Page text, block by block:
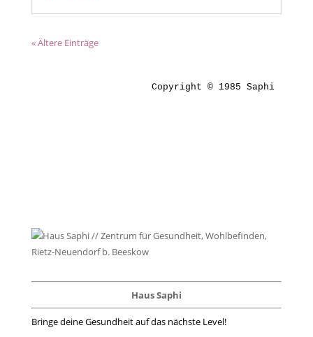
« Ältere Einträge
Copyright © 1985 Saphi
Haus Saphi
Bringe deine Gesundheit auf das nächste Level!